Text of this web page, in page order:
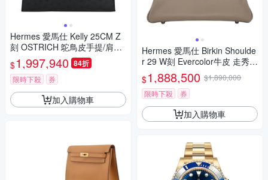
Hermes 愛馬仕 Kelly 25CM Z
刻 OSTRICH 鴕鳥皮手提/肩背
凱莉包(89 黑/金釦)
$1,997,940 84折
限時下殺 券
加入購物車
Hermes 愛馬仕 Birkin Shoulde
r 29 W刻 Evercolor牛皮 走秀款
限量手提柏金包 (大象灰/銀釦)
$1,888,500 $1,890,000
限時下殺
券
加入購物車